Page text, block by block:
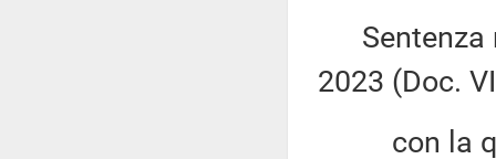
Sentenza
2023 (Doc.
con la